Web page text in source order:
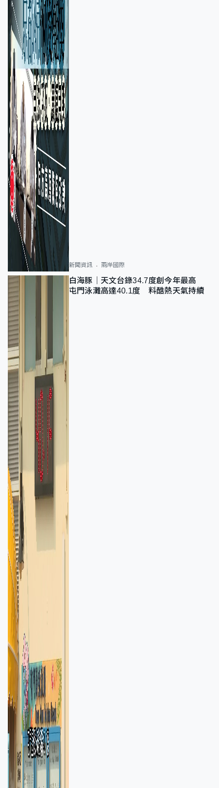
新聞資訊 兩岸國際
白海豚｜天文台錄34.7度創今年最高
屯門泳灘高達40.1度 料酷熱天氣持續